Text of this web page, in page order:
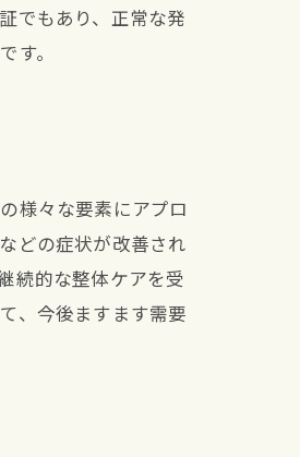
でもあり、正常な発
す。
様々な要素にアプロ
どの症状が改善され
続的な整体ケアを受
、今後ますます需要